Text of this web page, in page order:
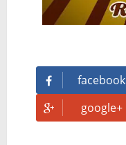
facebook
google+